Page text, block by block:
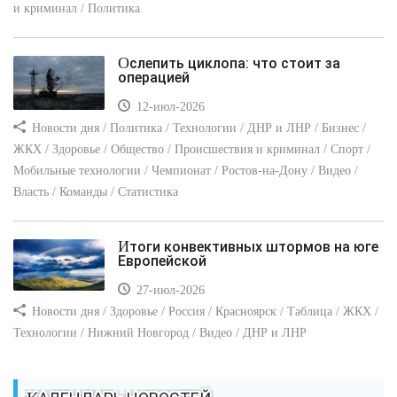
и криминал / Политика
Ослепить циклопа: что стоит за
операцией
12-июл-2026
Новости дня / Политика / Технологии / ДНР и ЛНР / Бизнес /
ЖКХ / Здоровье / Общество / Происшествия и криминал / Спорт /
Мобильные технологии / Чемпионат / Ростов-на-Дону / Видео /
Власть / Команды / Статистика
Итоги конвективных штормов на юге
Европейской
27-июл-2026
Новости дня / Здоровье / Россия / Красноярск / Таблица / ЖКХ /
Технологии / Нижний Новгород / Видео / ДНР и ЛНР